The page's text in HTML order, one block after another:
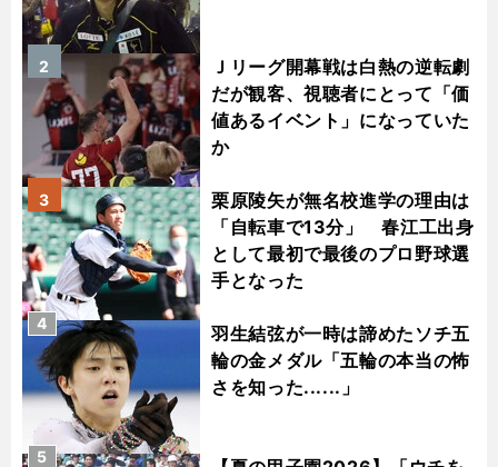
Ｊリーグ開幕戦は白熱の逆転劇
だが観客、視聴者にとって「価
値あるイベント」になっていた
か
2
栗原陵矢が無名校進学の理由は
「自転車で13分」 春江工出身
として最初で最後のプロ野球選
手となった
3
羽生結弦が一時は諦めたソチ五
輪の金メダル「五輪の本当の怖
さを知った......」
4
5